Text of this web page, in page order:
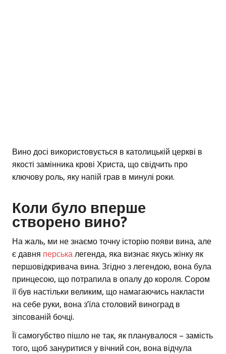
Вино досі використовується в католицькій церкві в
якості замінника крові Христа, що свідчить про
ключову роль, яку напій грав в минулі роки.
Коли було вперше
створено вино?
На жаль, ми не знаємо точну історію появи вина, але
є давня перська легенда, яка визнає якусь жінку як
першовідкривача вина. Згідно з легендою, вона була
принцесою, що потрапила в опалу до короля. Сором
її був настільки великим, що намагаючись накласти
на себе руки, вона з’їла столовий виноград в
зіпсованій бочці.
Її самогубство пішло не так, як планувалося – замість
того, щоб зануритися у вічний сон, вона відчула